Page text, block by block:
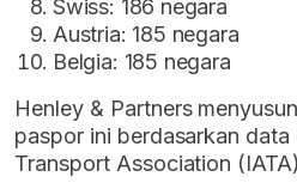
Swiss: 186 negara
Austria: 185 negara
Belgia: 185 negara
Henley & Partners
paspor ini berdasarkan
Transport Association